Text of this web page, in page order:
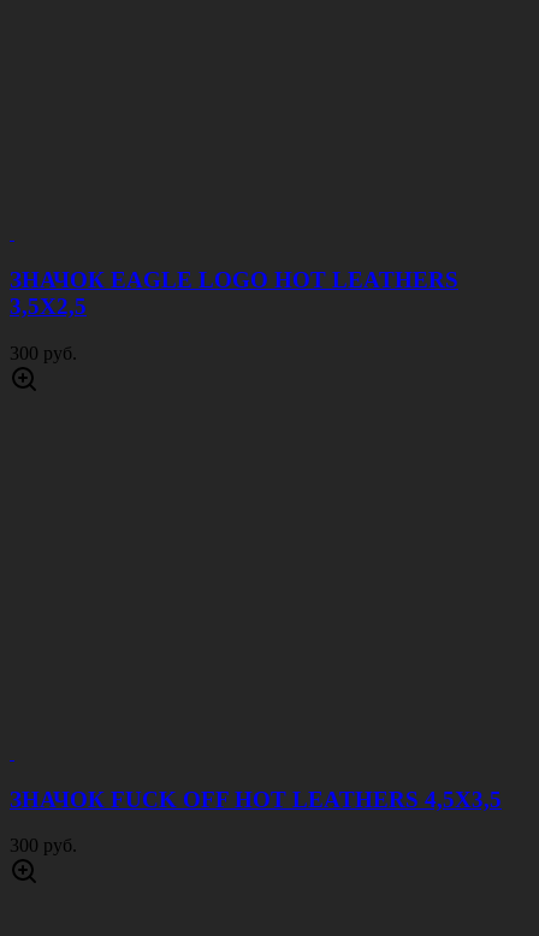
ЗНАЧОК EAGLE LOGO HOT LEATHERS
3,5Х2,5
300 руб.
ЗНАЧОК FUCK OFF HOT LEATHERS 4,5Х3,5
300 руб.